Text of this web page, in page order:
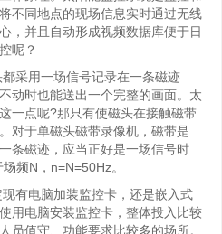
不同地点的现场信息实时通过无线
，并且自动形成视频数据库便于日
呢？
采用一场信号记录在一条磁迹
动时也能送出一个完整的画面。太
一点呢?那只有使磁头在接触磁带
对于单磁头磁带录像机，磁带是
条磁迹，应当正好是一场信号时
频N，n=N=50Hz。
有电脑加装监控卡，还是嵌入式
用电脑安装监控卡，整体投入比较
员值守、功能要求比较多的场所。